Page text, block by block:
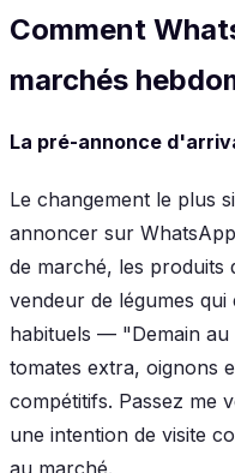
Comment
marchés
La pré-annonce
Le changement le plus
annoncer sur
de marché, les produits
vendeur de légumes qui
habituels — "Demain au
tomates extra, oignons
compétitifs. Passez me
une intention de visite
au marché.